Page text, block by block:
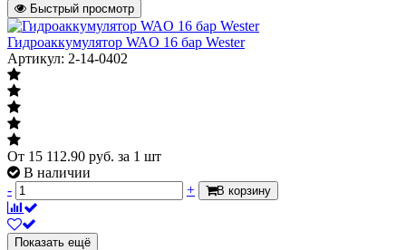
Быстрый просмотр
Гидроаккумулятор WAO 16 бар Wester
Артикул: 2-14-0402
От 15 112.90 руб. за 1 шт
В наличии
-
+ В корзину
Показать ещё